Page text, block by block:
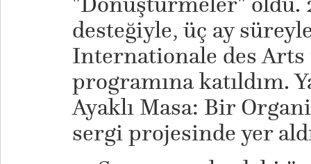
desteğiyle, üç ay
Internationale des Arts
programına katıldım.
Ayaklı Masa: Bir
sergi projesinde yer